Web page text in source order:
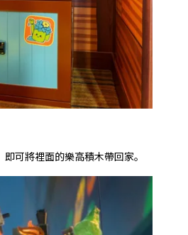
可將裡面的樂高積木帶回家。